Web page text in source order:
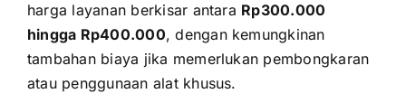
harga layanan berkisar antara Rp300.000
hingga Rp400.000, dengan kemungkinan
tambahan biaya jika memerlukan pembongkaran
atau penggunaan alat khusus.